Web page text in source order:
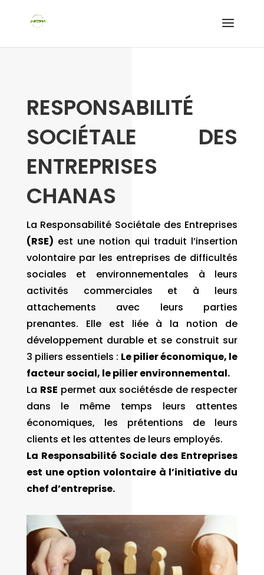
RESPONSABILITÉ
SOCIÉTALE DES
ENTREPRISES
CHANAS
La Responsabilité Sociétale des Entreprises
(RSE) est une notion qui traduit l’insertion
volontaire par les entreprises de difficultés
sociales et environnementales à leurs
activités commerciales et à leurs
attachements avec leurs parties
prenantes. Elle est liée à la notion de
développement durable et se construit sur
3 piliers essentiels : Le pilieréconomique, le
facteur social, le pilier environnemental.
La RSE permet aux sociétésde de respecter
dans le même temps leurs attentes
économiques, les prétentions de leurs
clients et les attentes de leurs employés.
La Responsabilité Sociale des Entreprises
est une option volontaire à l’initiative du
chef d’entreprise.